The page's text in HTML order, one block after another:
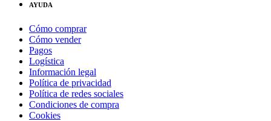
AYUDA
Cómo comprar
Cómo vender
Pagos
Logística
Información legal
Política de privacidad
Política de redes sociales
Condiciones de compra
Cookies